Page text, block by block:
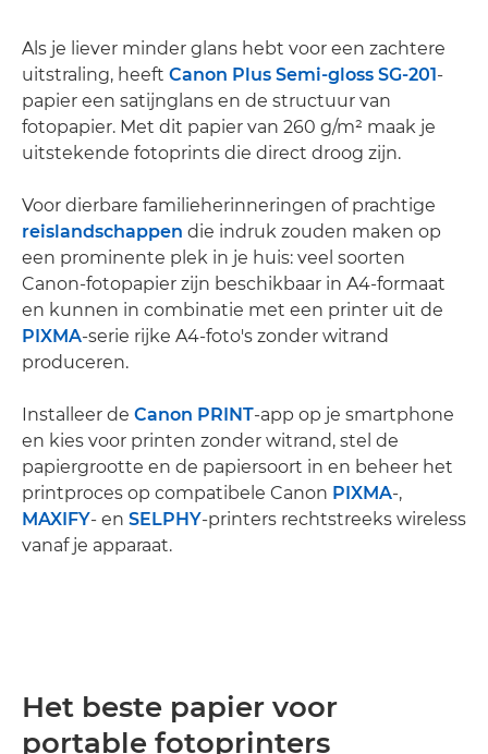
Als je liever minder glans hebt voor een zachtere
uitstraling, heeft Canon Plus Semi-gloss SG-201-
papier een satijnglans en de structuur van
fotopapier. Met dit papier van 260 g/m² maak je
uitstekende fotoprints die direct droog zijn.
Voor dierbare familieherinneringen of prachtige
reislandschappen die indruk zouden maken op
een prominente plek in je huis: veel soorten
Canon-fotopapier zijn beschikbaar in A4-formaat
en kunnen in combinatie met een printer uit de
PIXMA-serie rijke A4-foto's zonder witrand
produceren.
Installeer de Canon PRINT-app op je smartphone
en kies voor printen zonder witrand, stel de
papiergrootte en de papiersoort in en beheer het
printproces op compatibele Canon PIXMA-,
MAXIFY- en SELPHY-printers rechtstreeks wireless
vanaf je apparaat.
Het beste papier voor
portable fotoprinters